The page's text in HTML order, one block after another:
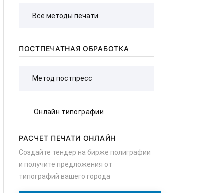
ПОСТПЕЧАТНАЯ ОБРАБОТКА
Онлайн типографии
РАСЧЕТ ПЕЧАТИ ОНЛАЙН
Создайте тендер на бирже полиграфии
и получите предложения от
типографий вашего города